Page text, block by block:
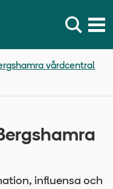
vårdcentral
influensa och